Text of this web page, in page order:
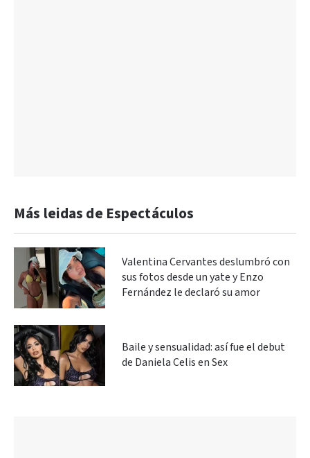
Más leidas de Espectáculos
Valentina Cervantes deslumbró con
sus fotos desde un yate y Enzo
Fernández le declaró su amor
Baile y sensualidad: así fue el debut
de Daniela Celis en Sex